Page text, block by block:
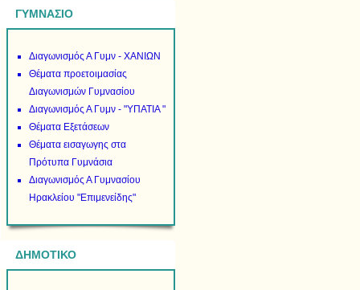
ΓΥΜΝΑΣΙΟ
Διαγωνισμός Α Γυμν - ΧΑΝΙΩΝ
Θέματα προετοιμασίας
Διαγωνισμών Γυμνασίου
Διαγωνισμός Α Γυμν - "ΥΠΑΤΙΑ "
Θέματα Εξετάσεων
Θέματα εισαγωγης στα
Πρότυπα Γυμνάσια
Διαγωνισμός Α Γυμνασίου
Ηρακλείου "Επιμενείδης"
ΔΗΜΟΤΙΚΟ